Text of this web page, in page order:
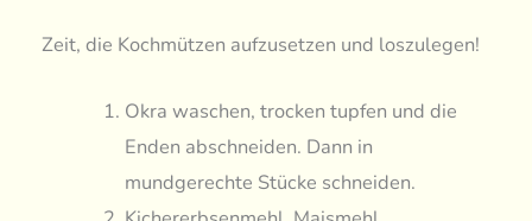
Zeit, die Kochmützen aufzusetzen und loszulegen!
Okra waschen, trocken tupfen und die
Enden abschneiden. Dann in
mundgerechte Stücke schneiden.